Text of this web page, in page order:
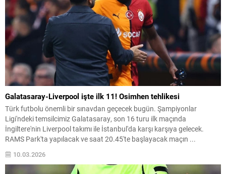
Galatasaray-Liverpool işte ilk 11! Osimhen tehlikesi
Türk futbolu önemli bir sınavdan geçecek bugün. Şampiyonlar
Ligi'ndeki temsilcimiz Galatasaray, son 16 turu ilk maçında
İngiltere'nin Liverpool takımı ile İstanbul'da karşı karşıya gelecek.
RAMS Park'ta yapılacak ve saat 20.45'te başlayacak maçın ...
10.03.2026